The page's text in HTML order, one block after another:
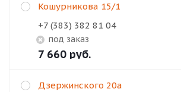
Кошурникова 15/1
+7 (383) 382 81 04
Под заказ
7 660 руб.
Дзержинского 20а